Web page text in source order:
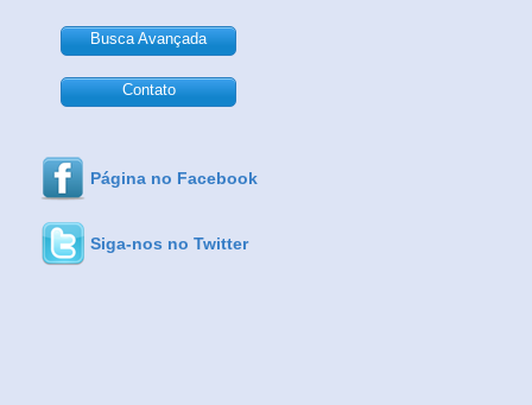
Busca Avançada
Contato
Página no Facebook
Siga-nos no Twitter